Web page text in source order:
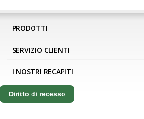
PRODOTTI
SERVIZIO CLIENTI
I NOSTRI RECAPITI
Diritto di recesso